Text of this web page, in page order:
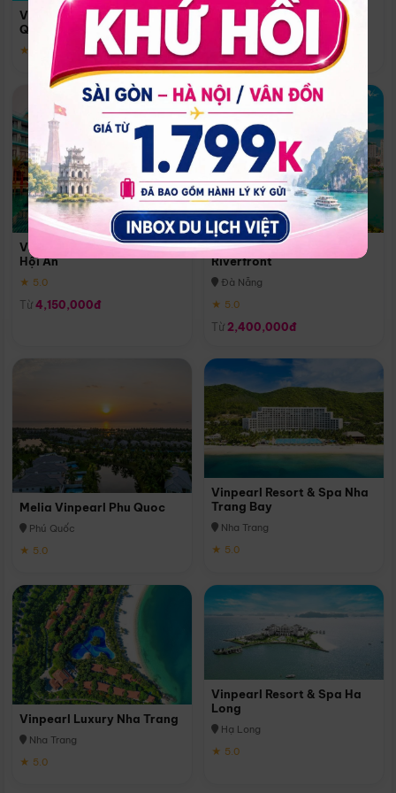
Vinpearl Resort & Spa Phu
Quoc
★ 5.0
Quoc
Phú Quốc
★ 5.0
Vinpearl Resort & Golf Nam
Hội An
★ 5.0
Từ 4,150,000đ
Melia Vinpearl Danang
Riverfront
Đà Nẵng
★ 5.0
Từ 2,400,000đ
Melia Vinpearl Phu Quoc
Phú Quốc
★ 5.0
Vinpearl Resort & Spa Nha
Trang Bay
Nha Trang
★ 5.0
Vinpearl Luxury Nha Trang
Nha Trang
★ 5.0
Vinpearl Resort & Spa Ha
Long
Hạ Long
★ 5.0